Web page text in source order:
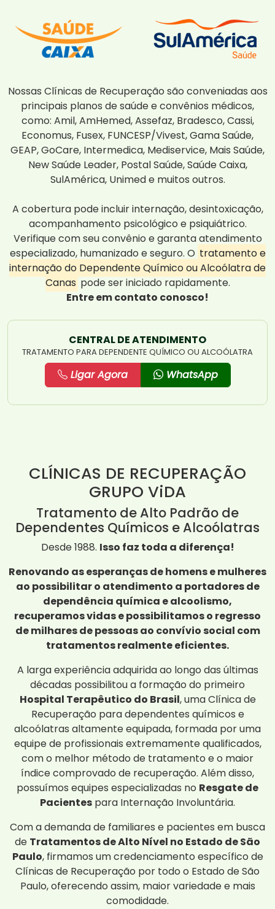
Nossas Clínicas de Recuperação são conveniadas aos
principais planos de saúde e convênios médicos,
como: Amil, AmHemed, Assefaz, Bradesco, Cassi,
Economus, Fusex, FUNCESP/Vivest, Gama Saúde,
GEAP, GoCare, Intermedica, Mediservice, Mais Saúde,
New Saúde Leader, Postal Saúde, Saúde Caixa,
SulAmérica, Unimed e muitos outros.
A cobertura pode incluir internação, desintoxicação,
acompanhamento psicológico e psiquiátrico.
Verifique com seu convênio e garanta atendimento
especializado, humanizado e seguro. O tratamento e
internação do Dependente Químico ou Alcoólatra de
Canas pode ser iniciado rapidamente.
Entre em contato conosco!
CENTRAL DE ATENDIMENTO
TRATAMENTO PARA DEPENDENTE QUÍMICO OU ALCOÓLATRA
Ligar Agora WhatsApp
CLÍNICAS DE RECUPERAÇÃO
GRUPO ViDA
Tratamento de Alto Padrão de
Dependentes Químicos e Alcoólatras
Desde 1988. Isso faz toda a diferença!
Renovando as esperanças de homens e mulheres
ao possibilitar o atendimento a portadores de
dependência química e alcoolismo,
recuperamos vidas e possibilitamos o regresso
de milhares de pessoas ao convívio social com
tratamentos realmente eficientes.
A larga experiência adquirida ao longo das últimas
décadas possibilitou a formação do primeiro
Hospital Terapêutico do Brasil, uma Clínica de
Recuperação para dependentes químicos e
alcoólatras altamente equipada, formada por uma
equipe de profissionais extremamente qualificados,
com o melhor método de tratamento e o maior
índice comprovado de recuperação. Além disso,
possuímos equipes especializadas no Resgate de
Pacientes para Internação Involuntária.
Com a demanda de familiares e pacientes em busca
de Tratamentos de Alto Nível no Estado de São
Paulo, firmamos um credenciamento específico de
Clínicas de Recuperação por todo o Estado de São
Paulo, oferecendo assim, maior variedade e mais
comodidade.